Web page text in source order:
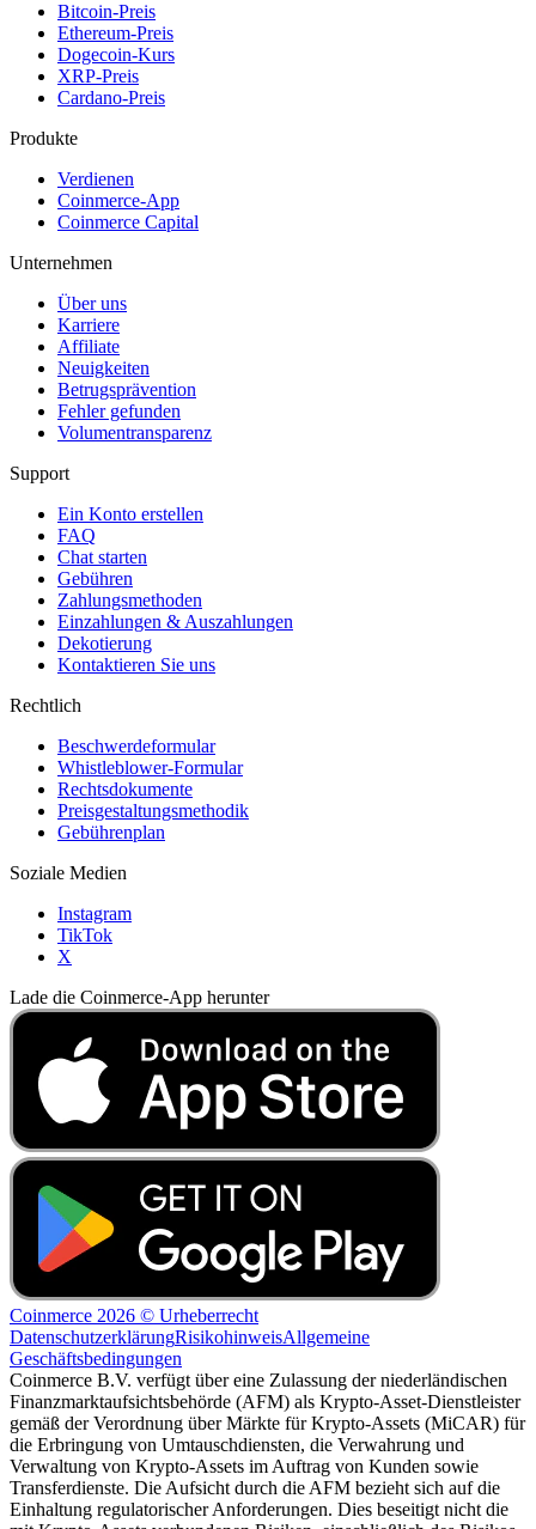
Bitcoin-Preis
Ethereum-Preis
Dogecoin-Kurs
XRP-Preis
Cardano-Preis
Produkte
Verdienen
Coinmerce-App
Coinmerce Capital
Unternehmen
Über uns
Karriere
Affiliate
Neuigkeiten
Betrugsprävention
Fehler gefunden
Volumentransparenz
Support
Ein Konto erstellen
FAQ
Chat starten
Gebühren
Zahlungsmethoden
Einzahlungen & Auszahlungen
Dekotierung
Kontaktieren Sie uns
Rechtlich
Beschwerdeformular
Whistleblower-Formular
Rechtsdokumente
Preisgestaltungsmethodik
Gebührenplan
Soziale Medien
Instagram
TikTok
X
Lade die Coinmerce-App herunter
Coinmerce 2026 © Urheberrecht
DatenschutzerklärungRisikohinweisAllgemeine
Geschäftsbedingungen
Coinmerce B.V. verfügt über eine Zulassung der niederländischen
Finanzmarktaufsichtsbehörde (AFM) als Krypto-Asset-Dienstleister
gemäß der Verordnung über Märkte für Krypto-Assets (MiCAR) für
die Erbringung von Umtauschdiensten, die Verwahrung und
Verwaltung von Krypto-Assets im Auftrag von Kunden sowie
Transferdienste. Die Aufsicht durch die AFM bezieht sich auf die
Einhaltung regulatorischer Anforderungen. Dies beseitigt nicht die